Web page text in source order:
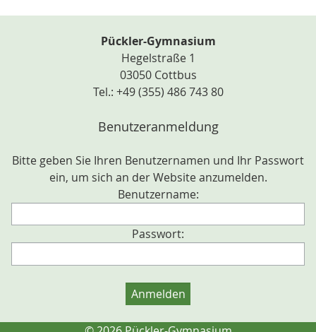
Pückler-Gymnasium
Hegelstraße 1
03050 Cottbus
Tel.: +49 (355) 486 743 80
Benutzeranmeldung
Bitte geben Sie Ihren Benutzernamen und Ihr Passwort
ein, um sich an der Website anzumelden.
Benutzername:
Passwort: